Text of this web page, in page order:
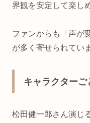
界観を安定して楽し
ファンからも「声が
が多く寄せられてい
キャラクターご
松田健一郎さん演じ